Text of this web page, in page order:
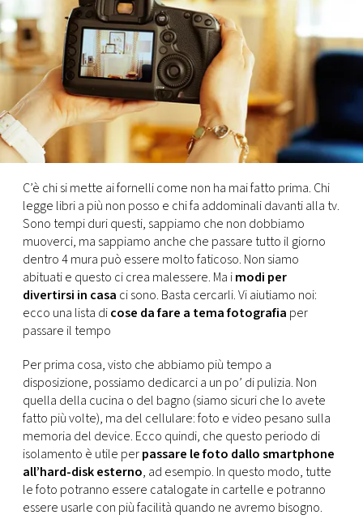
TV
PRINCIPATO
DI
MONACO
CONSIGLIA
C’è chi si mette ai fornelli come non ha mai fatto prima. Chi
legge libri a più non posso e chi fa addominali davanti alla tv.
Sono tempi duri questi, sappiamo che non dobbiamo
muoverci, ma sappiamo anche che passare tutto il giorno
dentro 4 mura può essere molto faticoso. Non siamo
abituati e questo ci crea malessere. Ma imodi per
divertirsi in casa ci sono. Basta cercarli. Vi aiutiamo noi:
ecco una lista dicose da fare a tema fotografia per
passare il tempo
Per prima cosa, visto che abbiamo più tempo a
disposizione, possiamo dedicarci a un po’ di pulizia. Non
quella della cucina o del bagno (siamo sicuri che lo avete
fatto più volte), ma del cellulare: foto e video pesano sulla
memoria del device. Ecco quindi, che questo periodo di
isolamento è utile perpassare le foto dallo smartphone
all’hard-disk esterno, ad esempio. In questo modo, tutte
le foto potranno essere catalogate in cartelle e potranno
essere usarle con più facilità quando ne avremo bisogno.